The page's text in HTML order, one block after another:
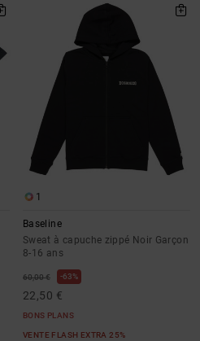
1
Baseline
Sweat à capuche zippé Noir Garçon
8-16 ans
60,00 € 63%
22,50 €
BONS PLANS
VENTE FLASH EXTRA 25%